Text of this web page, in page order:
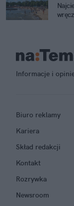
Informacje i
Biuro reklamy
Kariera
Skład redakcji
Kontakt
Rozrywka
Newsroom